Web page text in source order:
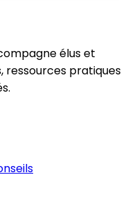
élus et
ressources pratiques